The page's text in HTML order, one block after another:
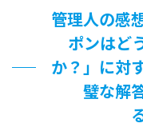
管理人の感
ポンはど
か？」に対
璧な解